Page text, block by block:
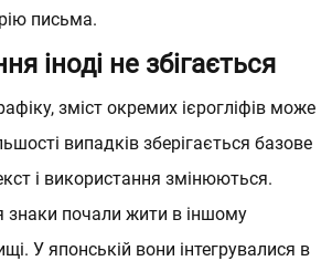
письма.
іноді не збігається
зміст окремих ієрогліфів може
випадків зберігається базове
і використання змінюються.
знаки почали жити в іншому
У японській вони інтегрувалися в
комунікації (один
або декілька):
комунікації (один
або декілька):
ваша заявка
прийнята!
ми зв’яжемося з Вами.
на зв’язку!